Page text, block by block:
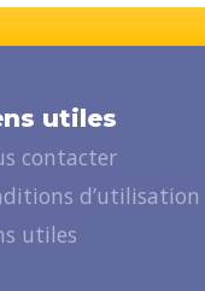
utiles
contacter
d’utilisation
utiles